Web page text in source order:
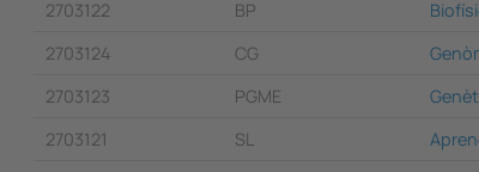
2703122
BP
2703124
CG
2703123
PGME
2703121
SL